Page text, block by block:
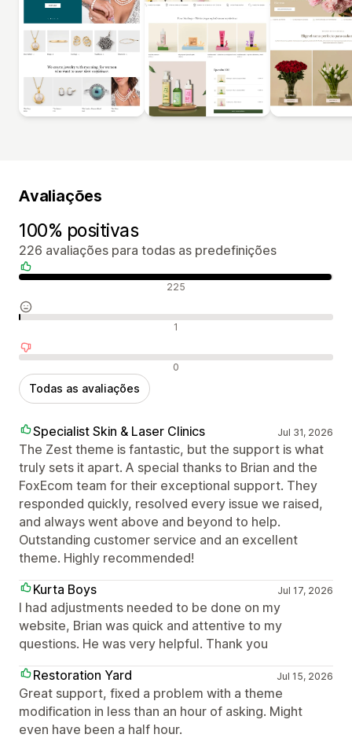
Avaliações
100% positivas
226 avaliações para todas as predefinições
Avaliações positivas 225
Avaliações neutras 1
Avaliações negativas 0
Todas as avaliações
Specialist Skin & Laser Clinics Jul 31, 2026
The Zest theme is fantastic, but the support is what
truly sets it apart. A special thanks to Brian and the
FoxEcom team for their exceptional support. They
responded quickly, resolved every issue we raised,
and always went above and beyond to help.
Outstanding customer service and an excellent
theme. Highly recommended!
Kurta Boys
Jul 17, 2026
I had adjustments needed to be done on my
website, Brian was quick and attentive to my
questions. He was very helpful. Thank you
Restoration Yard
Jul 15, 2026
Great support, fixed a problem with a theme
modification in less than an hour of asking. Might
even have been a half hour.